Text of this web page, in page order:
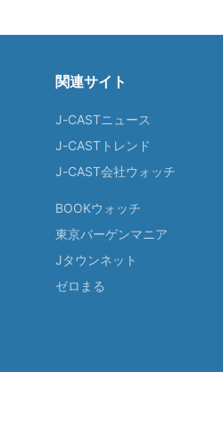
関連サイト
J-CASTニュース
J-CASTトレンド
J-CAST会社ウォッチ
BOOKウォッチ
東京バーゲンマニア
Jタウンネット
ゼロまる